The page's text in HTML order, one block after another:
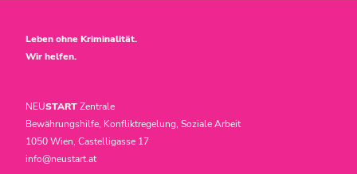
Leben ohne Kriminalität.
Wir helfen.
NEUSTARTZentrale
Bewährungshilfe, Konfliktregelung, Soziale Arbeit
1050 Wien, Castelligasse 17
info@neustart.at